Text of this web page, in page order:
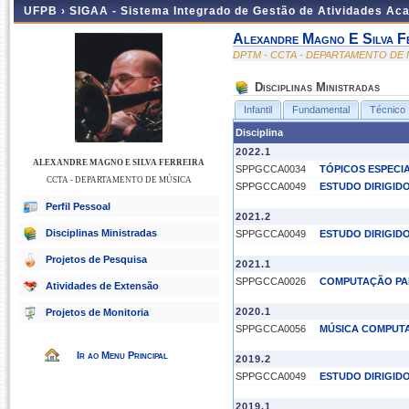
UFPB › SIGAA - Sistema Integrado de Gestão de Atividades
ALEXANDRE MAGNO E SILVA FERREIRA
CCTA - DEPARTAMENTO DE MÚSICA
Perfil Pessoal
Disciplinas Ministradas
Projetos de Pesquisa
Atividades de Extensão
Projetos de Monitoria
Ir ao Menu Principal
Alexandre Magno E Silva
DPTM - CCTA - DEPARTAMENTO DE
Disciplinas Ministradas
Infantil Fundamental Técnico
Disciplina
2022.1
SPPGCCA0034
TÓPICOS
SPPGCCA0049
ESTUDO
2021.2
SPPGCCA0049
ESTUDO
2021.1
SPPGCCA0026
COMPUTAÇÃO
2020.1
SPPGCCA0056
MÚSICA
2019.2
SPPGCCA0049
ESTUDO
2019.1